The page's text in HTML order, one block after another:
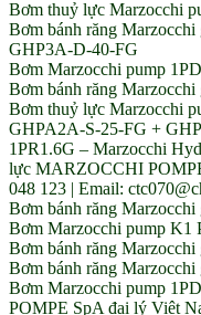
Bơm thuỷ lực Marzocchi
Bơm bánh răng
GHP3A-D-40-FG
Bơm Marzocchi pump
Bơm bánh răng
Bơm thuỷ lực Marzocchi
GHPA2A-S-25-FG +
1PR1.6G – Marzocchi
lực MARZOCCHI
048 123 | Email:
Bơm bánh răng Marzocchi
Bơm Marzocchi pump K1
Bơm bánh răng Marzocchi
Bơm bánh răng
Bơm Marzocchi pump
POMPE SpA đại lý Việt